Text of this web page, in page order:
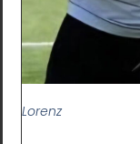
Lorenz